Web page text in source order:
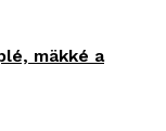
mäkké a